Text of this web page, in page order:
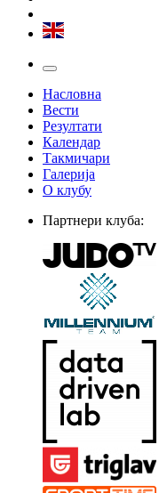
Насловна
Вести
Резултати
Календар
Такмичари
Галерија
О клубу
Партнери клуба: